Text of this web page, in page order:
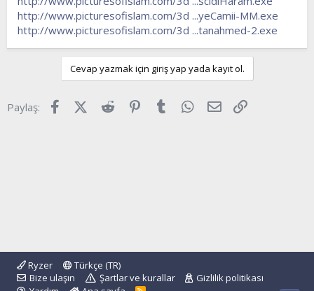
t
a
n
h
i
http://www.picturesofislam.com/3d ...yeCamii-MM.exe
http://www.picturesofislam.com/3d ...tanahmed-2.exe
Cevap yazmak için giriş yap yada kayıt ol.
Paylaş: FacebookX (Twitter)
Reddit Pinterest
Tumblr WhatsApp
E-posta
Ryzer
Türkçe (TR)
Bize ulaşın
Şartlar ve kurallar
Gizlilik politikası